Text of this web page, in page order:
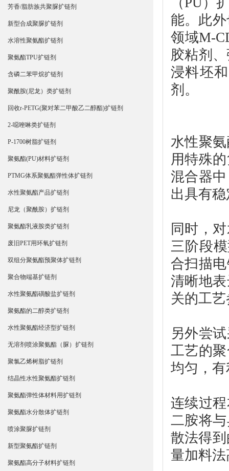
芳香/脂肪族共聚脲扩链剂
新型合成聚脲扩链剂
水溶性聚氨酯扩链剂
聚氨酯TPU扩链剂
含磷二苯甲烷扩链剂
聚酰胺(尼龙）类扩链剂
回收r-PETG(聚对苯二甲酸乙二醇酯)扩链剂
2-噁唑啉类扩链剂
P-1700树脂扩链剂
聚氨酯(PU)材料扩链剂
PTMG体系聚氨酯弹性体扩链剂
水性聚氨酯产品扩链剂
尼龙（聚酰胺）扩链剂
聚氨酯乳液胺类扩链剂
废旧PET用环氧扩链剂
双组分聚氨酯预聚体扩链剂
聚合物端基扩链剂
水性聚氨酯磺酸盐扩链剂
聚氨酯的二醇类扩链剂
水性聚氨酯经济型扩链剂
无溶剂喷涂聚氨酯（脲）扩链剂
聚氯乙烯树脂扩链剂
结晶性水性聚氨酯扩链剂
聚氨酯弹性体材料用扩链剂
聚氨酯水分散体扩链剂
喷涂聚脲扩链剂
新型聚氨酯扩链剂
聚氨酯高分子材料扩链剂
能。此
领域M-
胶粘剂
浸料坯
剂。
水性聚
用特殊
混合器
出具有
同时，
三阶段
合扫描
清晰地
关的工
另外尝
工艺的
均匀，
连续过
二胺将
散法得
量加料